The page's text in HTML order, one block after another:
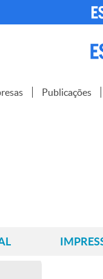
Publicações